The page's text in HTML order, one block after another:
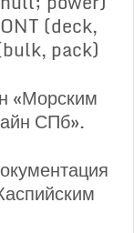
(deck,
pack)
«Морским
СПб».